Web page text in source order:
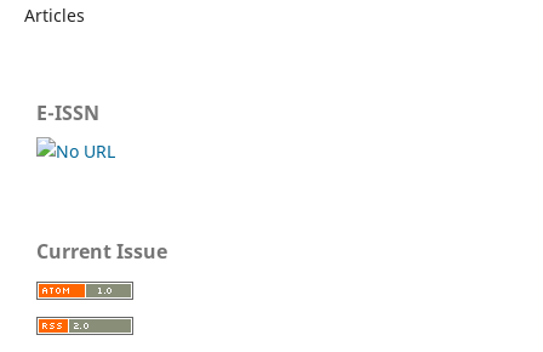
Articles
E-ISSN
Current Issue